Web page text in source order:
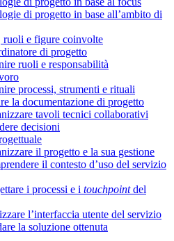
di progetto in base all’ambito di
ruoli e figure coinvolte
di progetto
ruoli e responsabilità
processi, strumenti e rituali
la documentazione di progetto
tavoli tecnici collaborativi
decisioni
il progetto e la sua gestione
il contesto d’uso del servizio
i processi e i touchpointdel
l’interfaccia utente del servizio
la soluzione ottenuta